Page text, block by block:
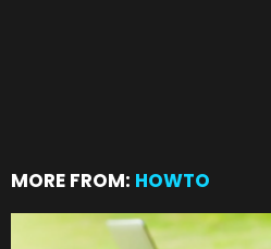
MORE FROM: HOWTO